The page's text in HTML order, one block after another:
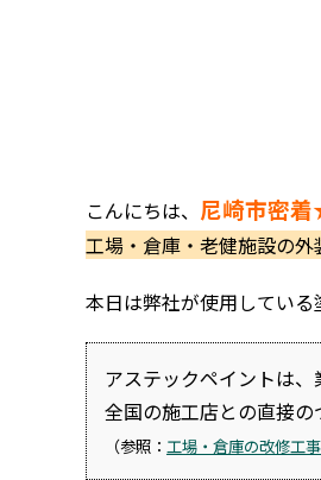
こんにちは、 尼崎市密
工場・倉庫・老健施設の
本日は弊社が使用してい
アステックペイントは、
全国の施工店との直接の
（参照： 工場・倉庫の改修工